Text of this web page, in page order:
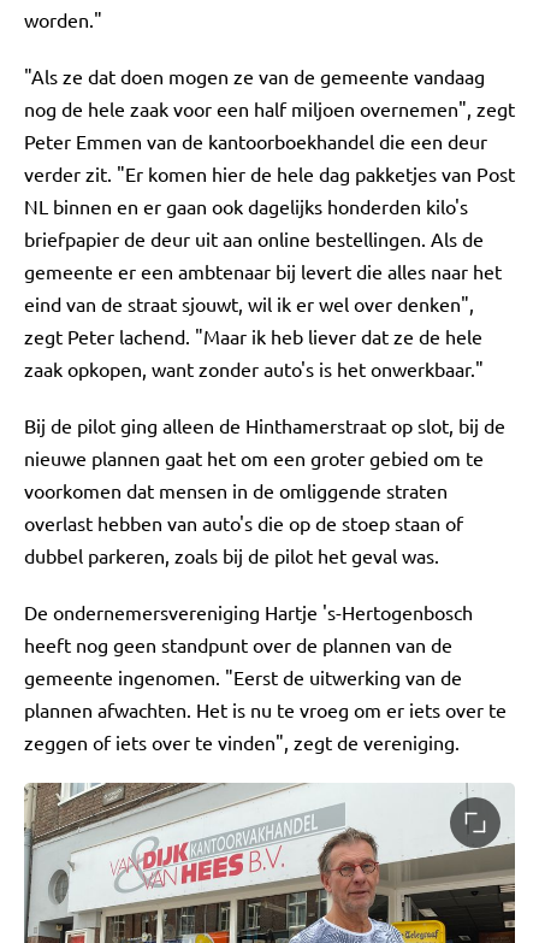
worden."
"Als ze dat doen mogen ze van de gemeente vandaag
nog de hele zaak voor een half miljoen overnemen", zegt
Peter Emmen van de kantoorboekhandel die een deur
verder zit. "Er komen hier de hele dag pakketjes van Post
NL binnen en er gaan ook dagelijks honderden kilo's
briefpapier de deur uit aan online bestellingen. Als de
gemeente er een ambtenaar bij levert die alles naar het
eind van de straat sjouwt, wil ik er wel over denken",
zegt Peter lachend. "Maar ik heb liever dat ze de hele
zaak opkopen, want zonder auto's is het onwerkbaar."
Bij de pilot ging alleen de Hinthamerstraat op slot, bij de
nieuwe plannen gaat het om een groter gebied om te
voorkomen dat mensen in de omliggende straten
overlast hebben van auto's die op de stoep staan of
dubbel parkeren, zoals bij de pilot het geval was.
De ondernemersvereniging Hartje 's-Hertogenbosch
heeft nog geen standpunt over de plannen van de
gemeente ingenomen. "Eerst de uitwerking van de
plannen afwachten. Het is nu te vroeg om er iets over te
zeggen of iets over te vinden", zegt de vereniging.